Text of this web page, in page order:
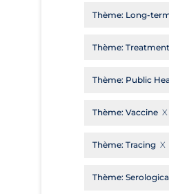
Cost
Economics
Thème: Long-
Thème:
Thème: Public
Thème: Vaccine
Thème: Tracing
Thème: